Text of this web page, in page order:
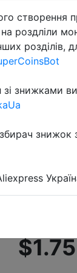
1,4 4K
$1.75
створення
роздліли
розділів,
зі знижками
знижок